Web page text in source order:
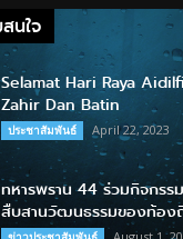
นใจ
Selamat Hari Raya
Zahir Dan Batin
ประชาสัมพันธ์ April 22, 2023
ทหารพราน 44 ร่วมกิจกร
สืบสานวัฒนธรรมของท้อง